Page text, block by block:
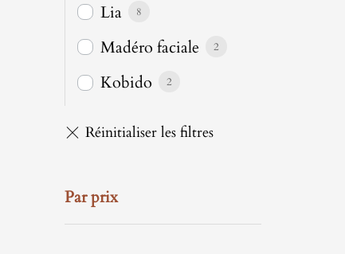
Lia 8
Madéro faciale 2
Kobido 2
Par prix